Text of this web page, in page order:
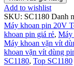
Add to wishlist
SKU: SC1180 Danh
Máy khoan pin 20V
khoan pin giá rẻ, Máy
Máy khoan vặn vít
khoan vặn vít dùng
SC1180, Top SC1180